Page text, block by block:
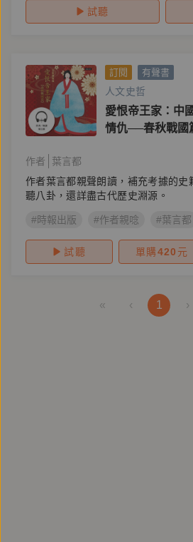
試聽
訂閱 有聲書
人文史哲
愛恨帝王家：中
情仇──春秋戰國
作者
葉言都
作者葉言都親聲朗讀，補充考據的史
聽八卦，還詳盡古代歷史淵源。
#時報出版 #作者親唸 #葉言都
試聽 單購420 元
« ‹ 1 ›